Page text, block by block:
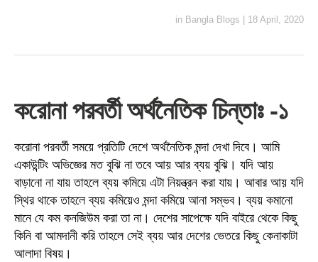
in Bangla Blogs 18 April, 2020
করোনা পরবর্তী অর্থনৈতিক চিন্তাঃ -১
করোনা পরবর্তী সময়ে প্রতিটি দেশে অর্থনৈতিক মন্দা দেখা দিবে। আমি
একাউন্টিং অভিজ্ঞের মত বুঝি না তবে আয় আর ব্যয় বুঝি। যদি আয়
বাড়ানো না যায় তাহলে ব্যয় কমিয়ে এটা নিয়ন্ত্রন করা যায়। আবার আয় যদি
স্থির থাকে তাহলে ব্যয় কমিয়েও মন্দা কমিয়ে আনা সম্ভব। ব্যয় কমানো
মানে যে কম কনজিউম করা তা না। দেশের সাপেক্ষে যদি বাইরে থেকে কিছু
কিনি বা আমদানী করি তাহলে সেই ব্যয় আর দেশের ভেতরে কিছু কেনাকাটা
আলাদা বিষয়।